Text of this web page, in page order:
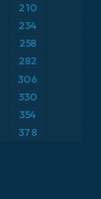
210
234
258
282
306
330
354
378